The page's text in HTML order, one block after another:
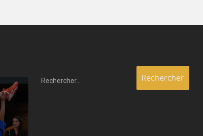
Rechercher…